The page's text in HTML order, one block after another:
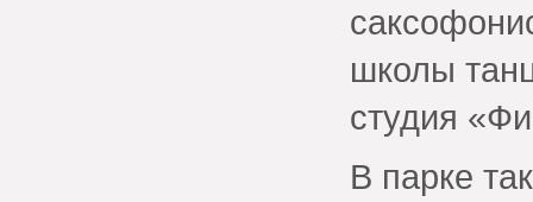
школы
студия
В парке